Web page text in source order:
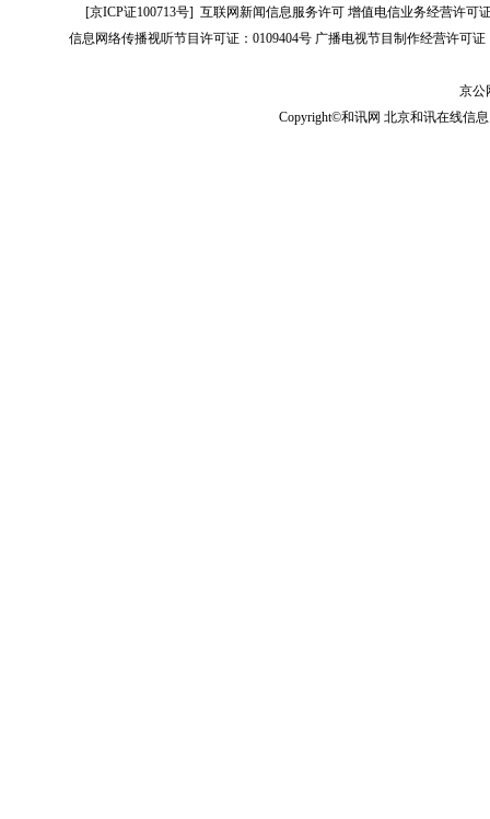
[京ICP证100713号]互联网新闻信息服务许可 增值电信业务经营许可
信息网络传播视听节目许可证：0109404号 广播电视节目制作经营许可证
京公
Copyright©和讯网 北京和讯在线信